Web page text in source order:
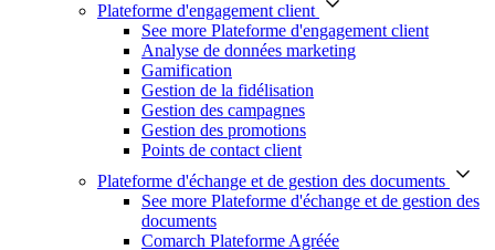
Plateforme d'engagement client
See more Plateforme d'engagement client
Analyse de données marketing
Gamification
Gestion de la fidélisation
Gestion des campagnes
Gestion des promotions
Points de contact client
Plateforme d'échange et de gestion des documents
See more Plateforme d'échange et de gestion des
documents
Comarch Plateforme Agréée